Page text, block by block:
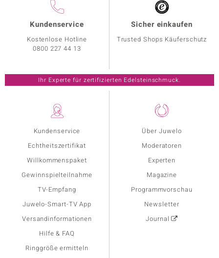
Kundenservice
Echtheitszertifikat
Willkommenspaket
Gewinnspielteilnahme
TV-Empfang
Juwelo-Smart-TV App
Versandinformationen
Hilfe & FAQ
Ringgröße ermitteln
Über Juwelo
Moderatoren
Experten
Magazine
Programmvorschau
Newsletter
Journal
Kundenservice
Kostenlose Hotline
0800 227 44 13
Sicher einkaufen
Trusted Shops Käuferschutz
Ihr Experte für zertifizierten Edelsteinschmuck.